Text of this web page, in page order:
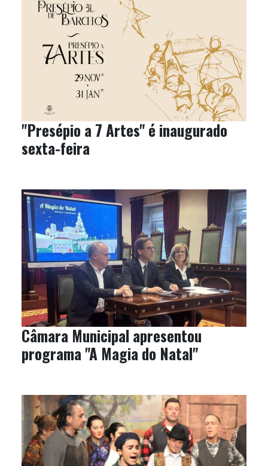
"Presépio a 7 Artes" é inaugurado
sexta-feira
Câmara Municipal apresentou
programa "A Magia do Natal"